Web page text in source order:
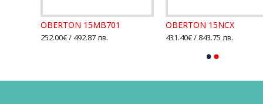
OBERTON 15MB701
252.00€ / 492.87 лв.
OBERTON 15NCX
431.40€ / 843.75 лв.